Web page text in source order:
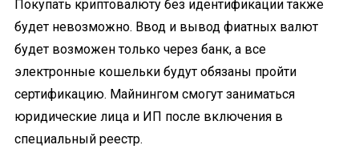
Покупать криптовалюту без идентификации также
будет невозможно. Ввод и вывод фиатных валют
будет возможен только через банк, а все
электронные кошельки будут обязаны пройти
сертификацию. Майнингом смогут заниматься
юридические лица и ИП после включения в
специальный реестр.